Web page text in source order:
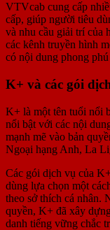
VTVcab cung cấp
cấp, giúp người tiêu
và nhu cầu giải trí của
các kênh truyền hình
có nội dung phong
K+ và các gói
K+ là một tên tuổi nổi
nổi bật với các nội
mạnh mẽ vào bản
Ngoại hạng Anh, La
Các gói dịch vụ của
dùng lựa chọn một
theo sở thích cá nhân.
quyền, K+ đã xây
danh tiếng vững chắc